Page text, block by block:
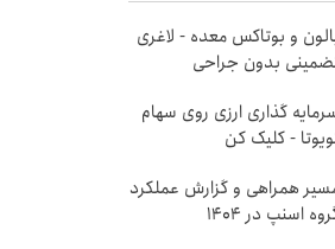
و بوتاکس معده - لاغری
بدون جراحی
گذاری ارزی روی سهام
- کلیک کن
همراهی و گزارش عملکرد
اسنپ در ۱۴۰۴